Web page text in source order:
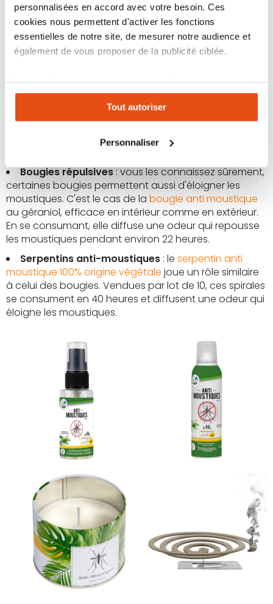
personnalisées en accord avec votre besoin. Ces
cookies nous permettent d'activer les fonctions
essentielles de notre site, de mesurer notre audience et
également de vous proposer de la publicité ciblée.
expérience personnalisée sur notre site. Vous pouvez
changer votre choix à n'importe quel moment. Refuser
tous les cookies peut limiter certaines fonctionnalités.
Tout autoriser
Personnaliser
Répulsifs en spray pour la peau: lerépulsif
moustique naturel Terra Nostraest une lotion anti-
moustiques efficace contre les moustiques tigres et
communs. Le spray crée une couche protectrice sur la
voulez protéger toutes les 4 heures environ.
: l'aérosol anti moustique naturel
fonctionne de la même façon que le spray, mais sous
forme d'aérosol. Trois applications par jour sur la peau
Bougies répulsives: vous les connaissez sûrement,
certaines bougies permettent aussi d'éloigner les
moustiques. C'est le cas de la bougie anti moustique
au géraniol, efficace en intérieur comme en extérieur.
En se consumant, elle diffuse une odeur qui repousse
les moustiques pendant environ 22 heures.
Serpentins anti-moustiques : le serpentin anti
moustique 100% origine végétale joue un rôle similaire
à celui des bougies. Vendues par lot de 10, ces spirales
se consument en 40 heures et diffusent une odeur qui
éloigne les moustiques.